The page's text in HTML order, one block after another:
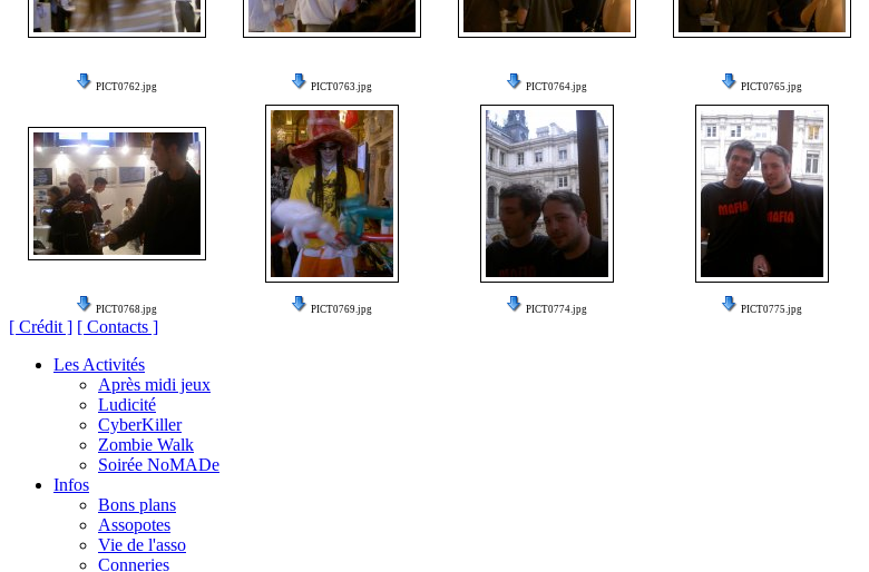
PICT0762.jpg PICT0763.jpg PICT0764.jpg PICT0765.jpg
PICT0768.jpg PICT0769.jpg PICT0774.jpg PICT0775.jpg
[ Crédit ] [ Contacts ]
Les Activités
Après midi jeux
Ludicité
CyberKiller
Zombie Walk
Soirée NoMADe
Infos
Bons plans
Assopotes
Vie de l'asso
Conneries